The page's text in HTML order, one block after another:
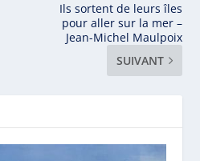
Ils sortent de leurs îles
pour aller sur la mer –
Jean-Michel Maulpoix
SUIVANT